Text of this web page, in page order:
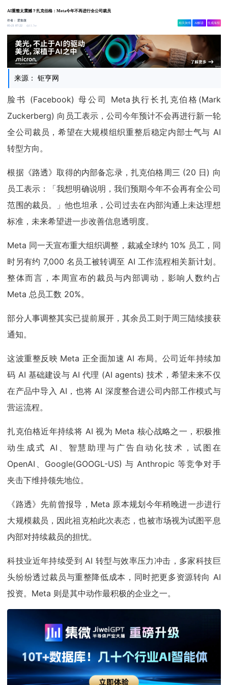
AI重整太震撼？扎克伯格：Meta今年不再进行全公司裁员
作者：爱集微
05-21 07:22
11.5w
相关舆情 AI解读 生成海报
来源： 钜亨网
脸书 (Facebook) 母公司 Meta执行长扎克伯格(Mark
Zuckerberg) 向员工表示，公司今年预计不会再进行新一轮
全公司裁员，希望在大规模组织重整后稳定内部士气与 AI
转型方向。
根据《路透》取得的内部备忘录，扎克伯格周三 (20 日) 向
员工表示：「我想明确说明，我们预期今年不会再有全公司
范围的裁员。」他也坦承，公司过去在内部沟通上未达理想
标准，未来希望进一步改善信息透明度。
Meta 同一天宣布重大组织调整，裁减全球约 10% 员工，同
时另有约 7,000 名员工被转调至 AI 工作流程相关新计划。
整体而言，本周宣布的裁员与内部调动，影响人数约占
Meta 总员工数 20%。
部分人事调整其实已提前展开，其余员工则于周三陆续接获
通知。
这波重整反映 Meta 正全面加速 AI 布局。公司近年持续加
码 AI 基础建设与 AI 代理 (AI agents) 技术，希望未来不仅
在产品中导入 AI，也将 AI 深度整合进公司内部工作模式与
营运流程。
扎克伯格近年持续将 AI 视为 Meta 核心战略之一，积极推
动生成式 AI、智慧助理与广告自动化技术，试图在
OpenAI、Google(GOOGL-US) 与 Anthropic 等竞争对手
夹击下维持领先地位。
《路透》先前曾报导，Meta 原本规划今年稍晚进一步进行
大规模裁员，因此祖克柏此次表态，也被市场视为试图平息
内部对持续裁员的担忧。
科技业近年持续受到 AI 转型与效率压力冲击，多家科技巨
头纷纷透过裁员与重整降低成本，同时把更多资源转向 AI
投资。Meta 则是其中动作最积极的企业之一。